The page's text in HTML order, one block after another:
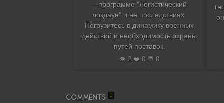
– программе "Логистический
локдаун" и ее последствиях.
Погрузитесь в динамику военных
действий и необходимость охраны
путей поставок.
👁️ 2 ❤️ 0 💬 0
COMMENTS 1